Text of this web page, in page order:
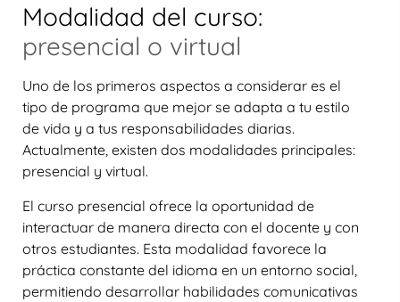
Modalidad del curso:
presencial o virtual
Uno de los primeros aspectos a considerar es el
tipo de programa que mejor se adapta a tu estilo
de vida y a tus responsabilidades diarias.
Actualmente, existen dos modalidades principales:
presencial y virtual.
El curso presencial ofrece la oportunidad de
interactuar de manera directa con el docente y con
otros estudiantes. Esta modalidad favorece la
práctica constante del idioma en un entorno social,
permitiendo desarrollar habilidades comunicativas